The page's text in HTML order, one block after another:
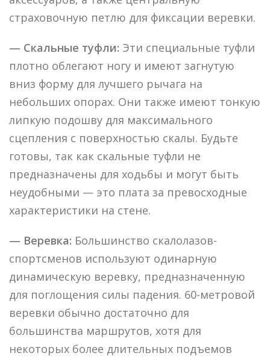
страховочную петлю для фиксации веревки.
— Скальные туфли: Эти специальные туфли
плотно облегают ногу и имеют загнутую
вниз форму для лучшего рычага на
небольших опорах. Они также имеют тонкую
липкую подошву для максимального
сцепления с поверхностью скалы. Будьте
готовы, так как скальные туфли не
предназначены для ходьбы и могут быть
неудобными — это плата за превосходные
характеристики на стене.
— Веревка: Большинство скалолазов-
спортсменов используют одинарную
динамическую веревку, предназначенную
для поглощения силы падения. 60-метровой
веревки обычно достаточно для
большинства маршрутов, хотя для
некоторых более длительных подъемов